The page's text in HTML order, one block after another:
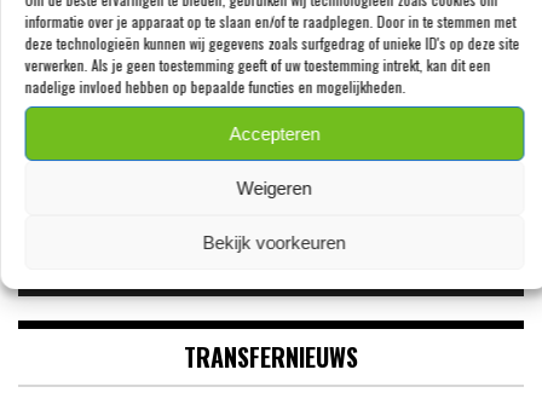
informatie over je apparaat op te slaan en/of te raadplegen. Door in te stemmen met
deze technologieën kunnen wij gegevens zoals surfgedrag of unieke ID's op deze site
verwerken. Als je geen toestemming geeft of uw toestemming intrekt, kan dit een
nadelige invloed hebben op bepaalde functies en mogelijkheden.
Accepteren
Weigeren
Bekijk voorkeuren
Videospeler
TRANSFERNIEUWS